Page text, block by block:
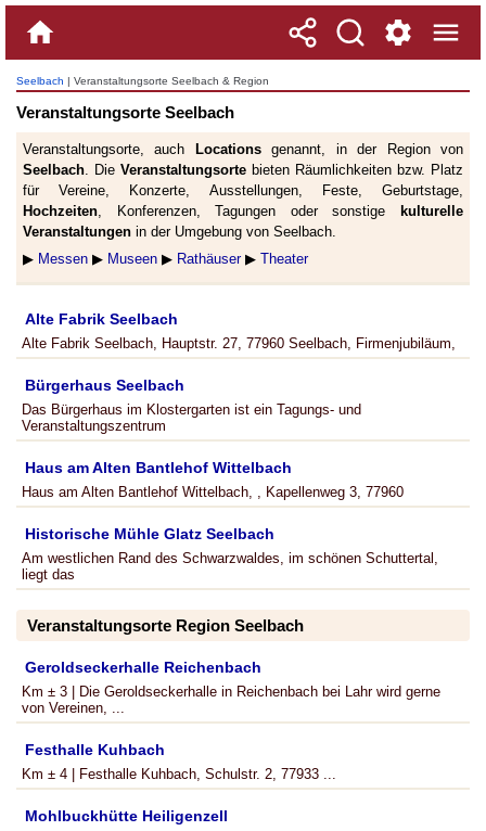
Seelbach | Veranstaltungsorte Seelbach & Region
Veranstaltungsorte Seelbach
Veranstaltungsorte, auch Locationsgenannt, in der Region von
Seelbach. Die Veranstaltungsorte bieten Räumlichkeiten bzw. Platz
für Vereine, Konzerte, Ausstellungen, Feste, Geburtstage,
Hochzeiten, Konferenzen, Tagungen oder sonstige
kulturelle
Veranstaltungen in der Umgebung von Seelbach.
▶ Messen ▶ Museen ▶ Rathäuser▶ Theater
Alte Fabrik Seelbach
Alte Fabrik Seelbach, Hauptstr. 27, 77960 Seelbach, Firmenjubiläum,
Bürgerhaus Seelbach
Das Bürgerhaus im Klostergarten ist ein Tagungs- und
Veranstaltungszentrum
Haus am Alten Bantlehof Wittelbach
Haus am Alten Bantlehof Wittelbach, , Kapellenweg 3, 77960
Historische Mühle Glatz Seelbach
Am westlichen Rand des Schwarzwaldes, im schönen Schuttertal,
liegt das
Veranstaltungsorte Region Seelbach
Geroldseckerhalle Reichenbach
Km ± 3 | Die Geroldseckerhalle in Reichenbach bei Lahr wird gerne
von Vereinen, ...
Festhalle Kuhbach
Km ± 4 | Festhalle Kuhbach, Schulstr. 2, 77933 ...
Mohlbuckhütte Heiligenzell